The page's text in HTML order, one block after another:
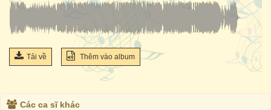
Tải về Thêm vào album
Các ca sĩ khác